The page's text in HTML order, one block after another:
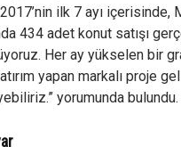
2017’nin ilk 7 ayı içerisinde,
434 adet konut satışı
Her ay yükselen bir
yapan markalı proje
yorumunda bulundu.